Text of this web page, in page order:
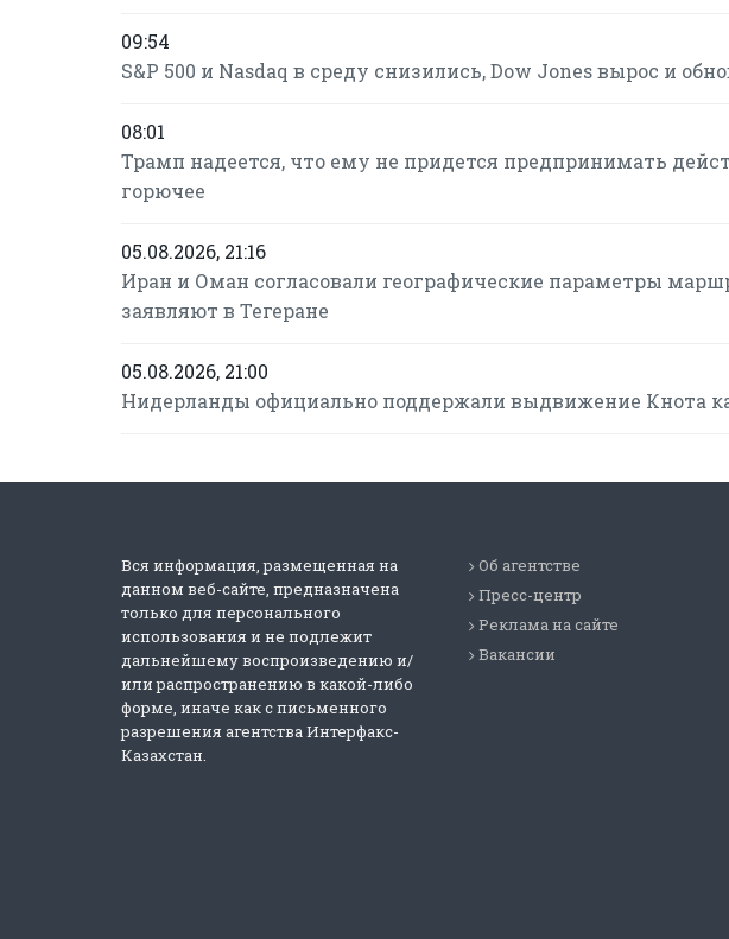
09:54
S&P 500 и Nasdaq в среду снизились, Dow Jones вырос и
08:01
Трамп надеется, что ему не придется предпринимать
горючее
05.08.2026, 21:16
Иран и Оман согласовали географические параметры
заявляют в Тегеране
05.08.2026, 21:00
Нидерланды официально поддержали выдвижение Кнота
Вся информация, размещенная на
данном веб-сайте, предназначена
только для персонального
использования и не подлежит
дальнейшему воспроизведению и/
или распространению в какой-либо
форме, иначе как с письменного
разрешения агентства Интерфакс-
Казахстан.
Об агентстве
Пресс-центр
Реклама на сайте
Вакансии